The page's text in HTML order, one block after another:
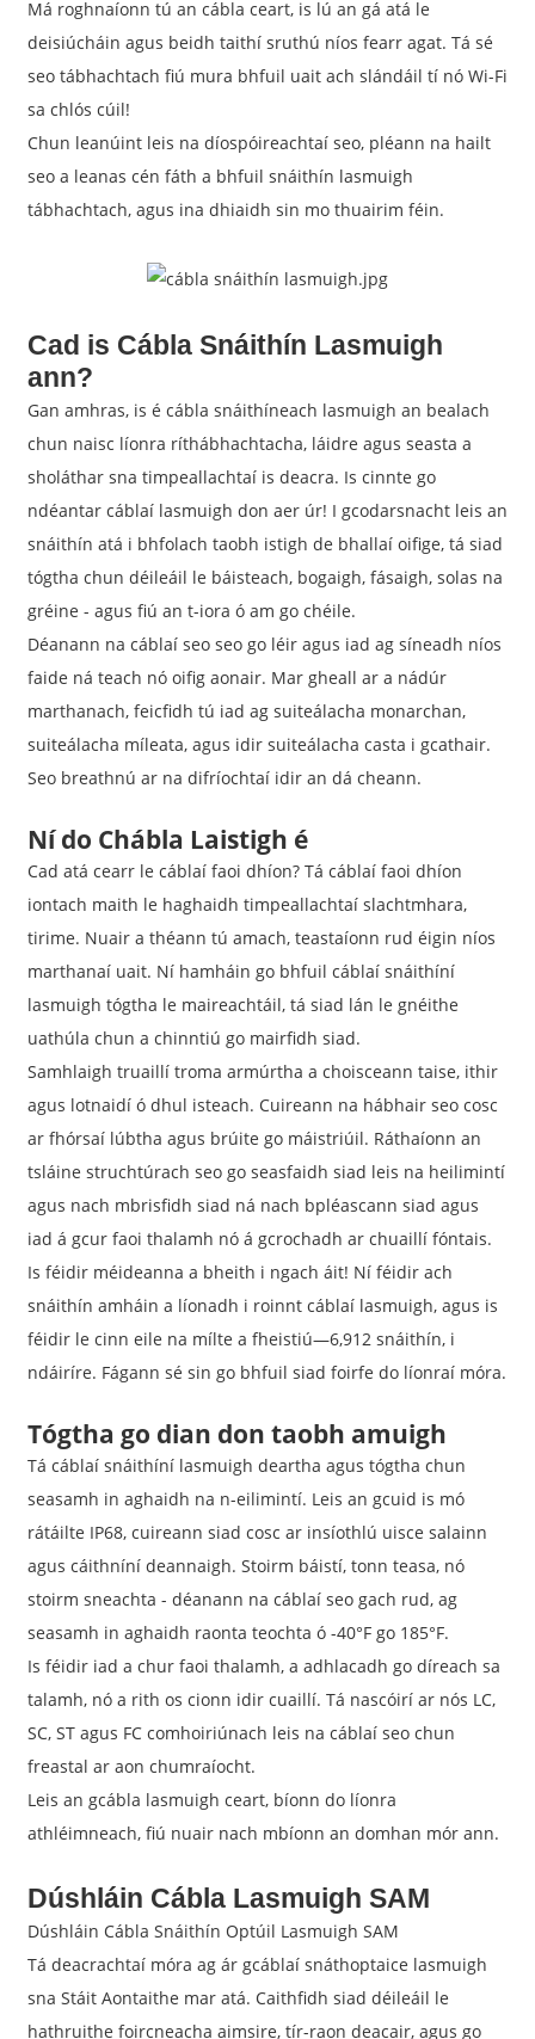
Má roghnaíonn tú an cábla ceart, is lú an gá atá le
deisiúcháin agus beidh taithí sruthú níos fearr agat. Tá sé
seo tábhachtach fiú mura bhfuil uait ach slándáil tí nó Wi-Fi
sa chlós cúil!
Chun leanúint leis na díospóireachtaí seo, pléann na hailt
seo a leanas cén fáth a bhfuil snáithín lasmuigh
tábhachtach, agus ina dhiaidh sin mo thuairim féin.
Cad is Cábla Snáithín Lasmuigh
ann?
Gan amhras, is é cábla snáithíneach lasmuigh an bealach
chun naisc líonra ríthábhachtacha, láidre agus seasta a
sholáthar sna timpeallachtaí is deacra. Is cinnte go
ndéantar cáblaí lasmuigh don aer úr! I gcodarsnacht leis an
snáithín atá i bhfolach taobh istigh de bhallaí oifige, tá siad
tógtha chun déileáil le báisteach, bogaigh, fásaigh, solas na
gréine - agus fiú an t-iora ó am go chéile.
Déanann na cáblaí seo seo go léir agus iad ag síneadh níos
faide ná teach nó oifig aonair. Mar gheall ar a nádúr
marthanach, feicfidh tú iad ag suiteálacha monarchan,
suiteálacha míleata, agus idir suiteálacha casta i gcathair.
Seo breathnú ar na difríochtaí idir an dá cheann.
Ní do Chábla Laistigh é
Cad atá cearr le cáblaí faoi dhíon? Tá cáblaí faoi dhíon
iontach maith le haghaidh timpeallachtaí slachtmhara,
tirime. Nuair a théann tú amach, teastaíonn rud éigin níos
marthanaí uait. Ní hamháin go bhfuil cáblaí snáithíní
lasmuigh tógtha le maireachtáil, tá siad lán le gnéithe
uathúla chun a chinntiú go mairfidh siad.
Samhlaigh truaillí troma armúrtha a choisceann taise, ithir
agus lotnaidí ó dhul isteach. Cuireann na hábhair seo cosc ​​​​
ar fhórsaí lúbtha agus brúite go máistriúil. Ráthaíonn an
tsláine struchtúrach seo go seasfaidh siad leis na heilimintí
agus nach mbrisfidh siad ná nach bpléascann siad agus
iad á gcur faoi thalamh nó á gcrochadh ar chuaillí fóntais.
Is féidir méideanna a bheith i ngach áit! Ní féidir ach
snáithín amháin a líonadh i roinnt cáblaí lasmuigh, agus is
féidir le cinn eile na mílte a fheistiú—6,912 snáithín, i
ndáiríre. Fágann sé sin go bhfuil siad foirfe do líonraí móra.
Tógtha go dian don taobh amuigh
Tá cáblaí snáithíní lasmuigh deartha agus tógtha chun
seasamh in aghaidh na n-eilimintí. Leis an gcuid is mó
rátáilte IP68, cuireann siad cosc ​​ar insíothlú uisce salainn
agus cáithníní deannaigh. Stoirm báistí, tonn teasa, nó
stoirm sneachta - déanann na cáblaí seo gach rud, ag
seasamh in aghaidh raonta teochta ó -40°F go 185°F.
Is féidir iad a chur faoi thalamh, a adhlacadh go díreach sa
talamh, nó a rith os cionn idir cuaillí. Tá nascóirí ar nós LC,
SC, ST agus FC comhoiriúnach leis na cáblaí seo chun
freastal ar aon chumraíocht.
Leis an gcábla lasmuigh ceart, bíonn do líonra
athléimneach, fiú nuair nach mbíonn an domhan mór ann.
Dúshláin Cábla Lasmuigh SAM
Dúshláin Cábla Snáithín Optúil Lasmuigh SAM
Tá deacrachtaí móra ag ár gcáblaí snáthoptaice lasmuigh
sna Stáit Aontaithe mar atá. Caithfidh siad déileáil le
hathruithe foircneacha aimsire, tír-raon deacair, agus go